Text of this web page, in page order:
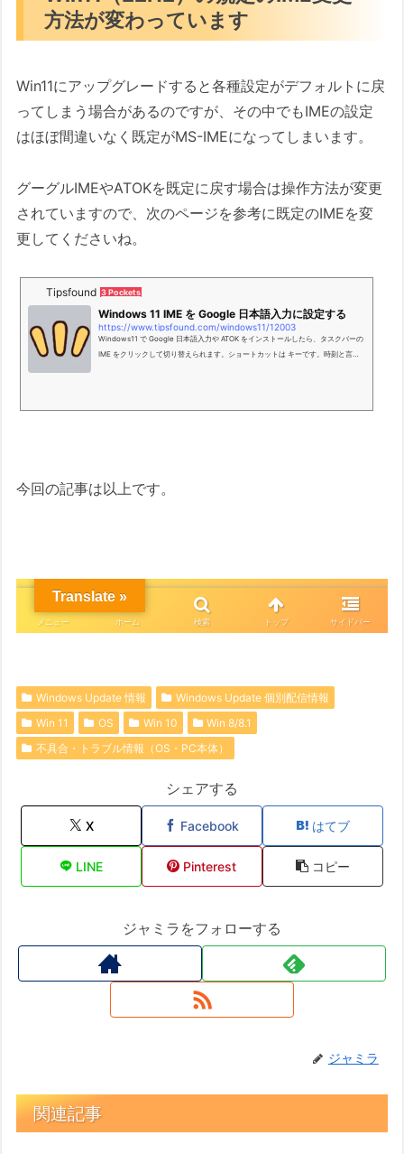
方法が変わっています
Win11にアップグレードすると各種設定がデフォルトに戻
ってしまう場合があるのですが、その中でもIMEの設定
はほぼ間違いなく既定がMS-IMEになってしまいます。
グーグルIMEやATOKを既定に戻す場合は操作方法が変更
されていますので、次のページを参考に既定のIMEを変
更してくださいね。
Tipsfound 3 Pockets
Windows 11 IME を Google 日本語入力に設定する
https://www.tipsfound.com/windows11/12003
Windows11 で Google 日本語入力や ATOK をインストールしたら、タスクバーの
IME をクリックして切り替えられます。ショートカットは キーです。時刻と言語
今回の記事は以上です。
Windows Update 情報
Windows Update 個別配信情報
Win 11
OS Win 10
Win 8/8.1
不具合・トラブル情報（OS・PC本体）
シェアする
X Facebook はてブ
LINE Pinterest コピー
ジャミラをフォローする
ジャミラ
関連記事